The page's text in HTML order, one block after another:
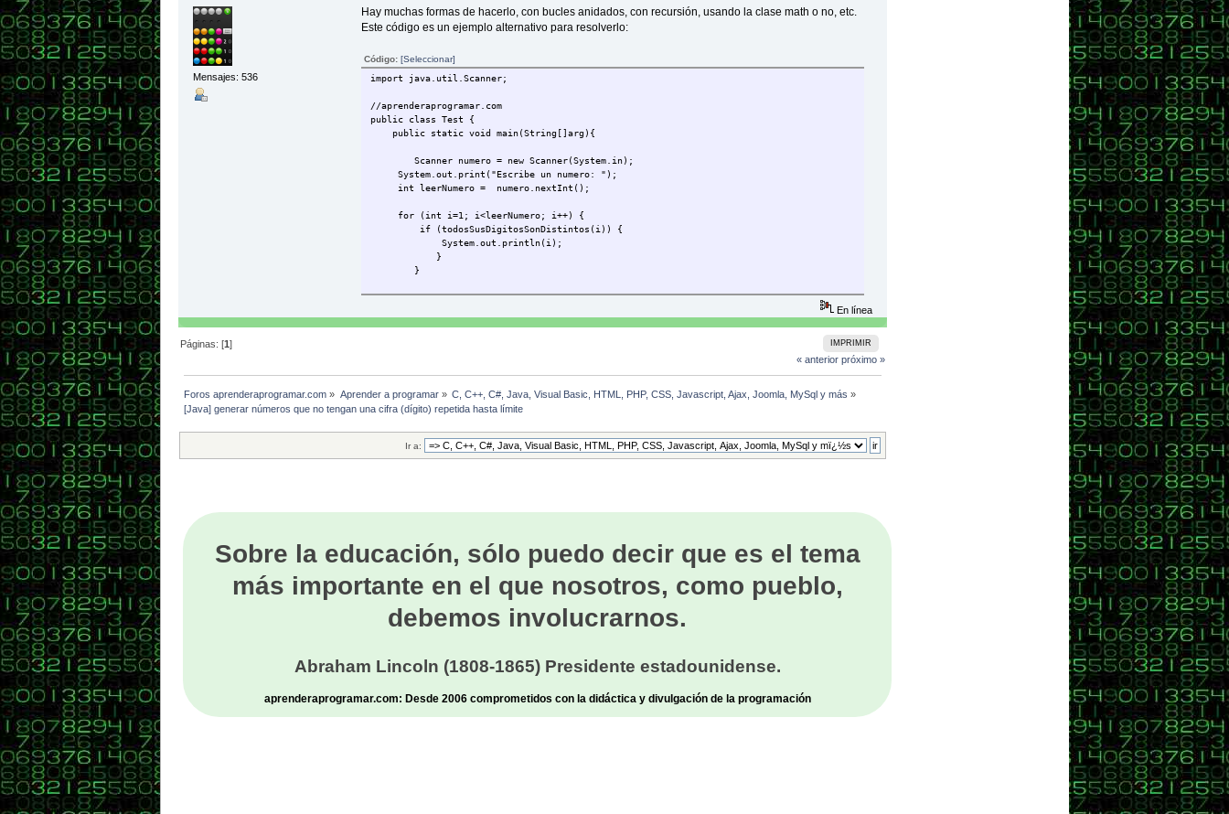
Mensajes: 536
Hay muchas formas de hacerlo, con bucles anidados, con recursión, usando la clase math o no, etc.
Este código es un ejemplo alternativo para resolverlo:
Código: [Seleccionar]
import java.util.Scanner;
//aprenderaprogramar.com
public class Test {
public static void main(String[]arg){
Scanner numero = new Scanner(System.in);
System.out.print("Escribe un numero: ");
int leerNumero = numero.nextInt();
for (int i=1; i<leerNumero; i++) {
if (todosSusDigitosSonDistintos(i)) {
System.out.println(i);
}
}
}//Fín metodo main
private static boolean todosSusDigitosSonDistintos(int numero) {
int digitMask = (int)Math.pow(2, curDigit);
if ((numMask & digitMask) > 0) return false;
}
return true;
En línea
IMPRIMIR
Páginas: [1]
« anterior próximo »
Foros aprenderaprogramar.com » Aprender a programar» C, C++, C#, Java, Visual Basic, HTML, PHP, CSS, Javascript, Ajax, Joomla, MySql y más »
[Java] generar números que no tengan una cifra (dígito) repetida hasta límite
Ir a:
Sobre la educación, sólo puedo decir que es el tema
más importante en el que nosotros, como pueblo,
debemos involucrarnos.
Abraham Lincoln (1808-1865) Presidente estadounidense.
aprenderaprogramar.com: Desde 2006 comprometidos con la didáctica y divulgación de la programación